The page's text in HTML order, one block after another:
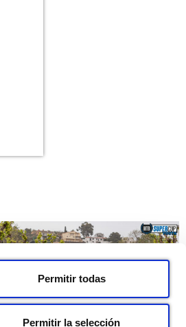
Permitir todas
Permitir la selección